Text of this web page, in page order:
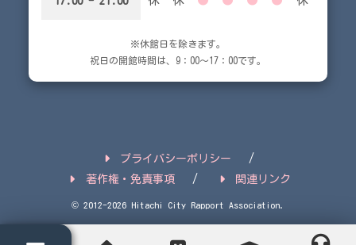
※休館日を除きます。
祝日の開館時間は、9：00～17：00です。
プライバシーポリシー
著作権・免責事項
関連リンク
© 2012-2026 Hitachi City Rapport Association.